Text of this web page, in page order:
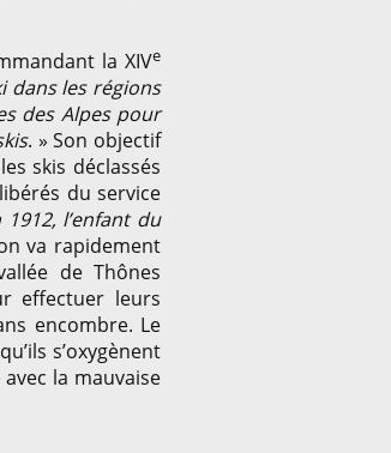
la XIVe
dans les régions
des Alpes pour
. » Son objectif
skis déclassés
du service
l’enfant du
va rapidement
de Thônes
effectuer leurs
encombre. Le
s’oxygènent
la mauvaise